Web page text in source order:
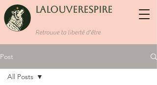
LaLouverespire
Retrouve ta liberté d'être
Post
All Posts